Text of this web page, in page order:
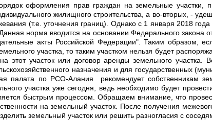
оформления прав граждан на земельные участки,
жилищного строительства, а во-вторых, -
(т.е. уточнения границ). Однако с 1 января 2018
норма вводится на основании Федерального
акты Российской Федерации". Таким образом,
участка, то таким участком нельзя будет
этот участок или договор аренды земельного
назначения и для государственных
палата по РСО-Алания рекомендует собственникам
участка уже сегодня, ведь необходимо будет
быстрым процессом. Обращаем внимание, что
на земельный участок. После получения
земельный участок или решить разногласия с